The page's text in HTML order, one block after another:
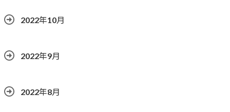
2022年10月
2022年9月
2022年8月